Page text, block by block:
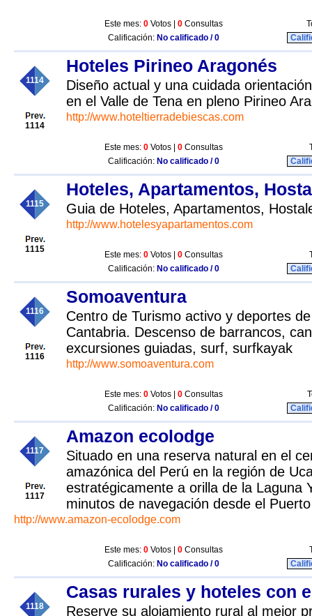
Este mes: 0 Votos | 0 Consultas
Calificación: No calificado / 0
1114
1114
Hoteles Pirineo Aragonés
Diseño actual y una cuidada
en el Valle de Tena en pleno Pirineo
http://www.hoteltierradebiescas.com
Este mes: 0 Votos | 0 Consultas
Calificación: No calificado / 0
1115
1115
Hoteles, Apartamentos,
Guia de Hoteles, Apartamentos,
http://www.hotelesyapartamentos.com
Este mes: 0 Votos | 0 Consultas
Calificación: No calificado / 0
1116
1116
Somoaventura
Centro de Turismo activo y deportes
Cantabria. Descenso de barrancos,
excursiones guiadas, surf, surfkayak
http://www.somoaventura.com
Este mes: 0 Votos | 0 Consultas
Calificación: No calificado / 0
1117
1117
Amazon ecolodge
Situado en una reserva natural en el
amazónica del Perú en la región de
estratégicamente a orilla de la Laguna
minutos de navegación desde el
http://www.amazon-ecolodge.com
Este mes: 0 Votos | 0 Consultas
Calificación: No calificado / 0
1118
Casas rurales y hoteles con
Reserve su alojamiento rural al mejor